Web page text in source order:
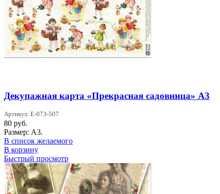
Декупажная карта «Прекрасная садовница» А3
Артикул: Е-073-507
80 руб.
Размер: А3.
В список желаемого
В корзину
Быстрый просмотр